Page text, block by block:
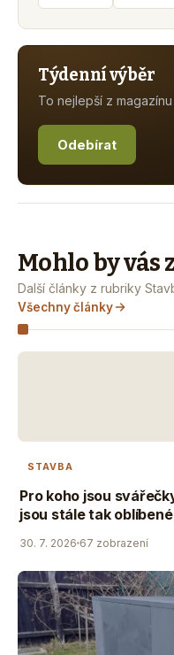
Týdenní výběr
To nejlepší z
Odebírat
Mohlo by vás
Další články z rubriky
Všechny články
STAVBA
Pro koho jsou
jsou stále tak oblíbené
30. 7. 2026 67 zobrazení